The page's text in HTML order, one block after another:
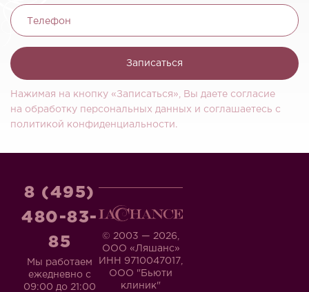
Телефон
Записаться
Нажимая на кнопку «Записаться», Вы даете согласие
на обработку персональных данных и соглашаетесь c
политикой конфиденциальности.
© 2003 — 2026,
ООО «Ляшанс»
ИНН 9710047017,
ООО "Бьюти
клиник"
8 (495)
480-83-
85
Мы работаем
ежедневно с
09:00 до 21:00